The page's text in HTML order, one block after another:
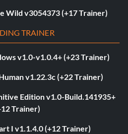
Wild v3054373 (+17 Trainer)
TRAINER
v1.0-v1.0.4+ (+23 Trainer)
v1.22.3c (+22 Trainer)
Edition v1.0-Build.141935+
Trainer)
I v1.1.4.0 (+12 Trainer)